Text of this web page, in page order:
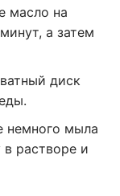
масло на
а затем
диск
немного мыла
в растворе и